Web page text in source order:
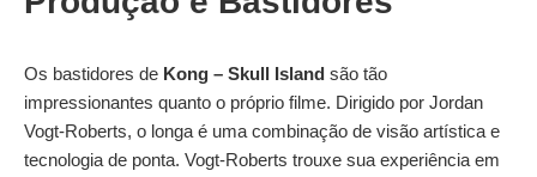
Os bastidores de Kong – Skull Island são tão
impressionantes quanto o próprio filme. Dirigido por Jordan
Vogt-Roberts, o longa é uma combinação de visão artística e
tecnologia de ponta. Vogt-Roberts trouxe sua experiência em